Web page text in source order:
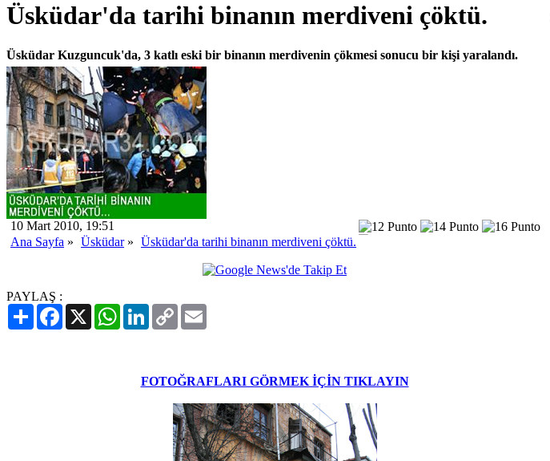
Üsküdar'da tarihi binanın merdiveni çöktü.
Üsküdar Kuzguncuk'da, 3 katlı eski bir binanın merdivenin çökmesi sonucu bir kişi yaralandı.
10 Mart 2010, 19:51
Ana Sayfa » Üsküdar» Üsküdar'da tarihi binanın merdiveni çöktü.
PAYLAŞ :
PaylaşFacebook
X WhatsAppLinkedIn
Copy
Link
FOTOĞRAFLARI GÖRMEK İÇİN TIKLAYIN